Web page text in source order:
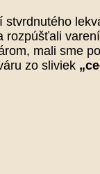
rozpúšťali
mali sme
zo sliviek